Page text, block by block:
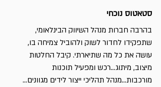
סטאטוס נוכחי
בהרבה חברות מנהל השיווק הבינלאומי,
שתפקידו לחדור לשוק ולהוביל צמיחה בו,
עושה את כל מה שתיארתי. קיבל החלטות
מיצוב, מיתוג...רכש ומפעיל תוכנות
מורכבות...מנהל תהליכי ייצור לידים מגוונים...